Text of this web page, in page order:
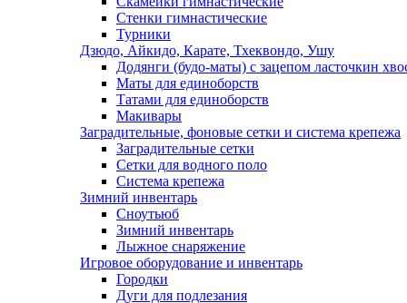
Стенки гимнастические
Турники
Дзюдо, Айкидо, Карате, Тхеквондо, Ушу
Додянги (будо-маты) с зацепом ласточкин
Маты для единоборств
Татами для единоборств
Макивары
Заградительные, фоновые сетки и система крепежа
Заградительные сетки
Сетки для водного поло
Система крепежа
Зимний инвентарь
Сноутьюб
Зимний инвентарь
Лыжное снаряжение
Игровое оборудование и инвентарь
Городки
Дуги для подлезания